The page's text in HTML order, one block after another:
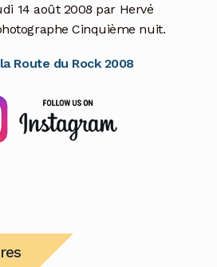
14 août 2008 par Hervé
Cinquième nuit.
Route du Rock 2008